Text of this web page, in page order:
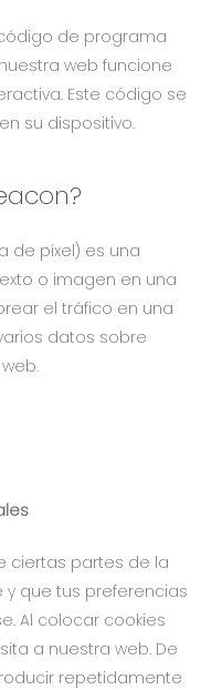
de programa
web funcione
Este código se
su dispositivo.
de píxel) es una
o imagen en una
el tráfico en una
datos sobre
ciertas partes de la
que tus preferencias
Al colocar cookies
a nuestra web. De
repetidamente